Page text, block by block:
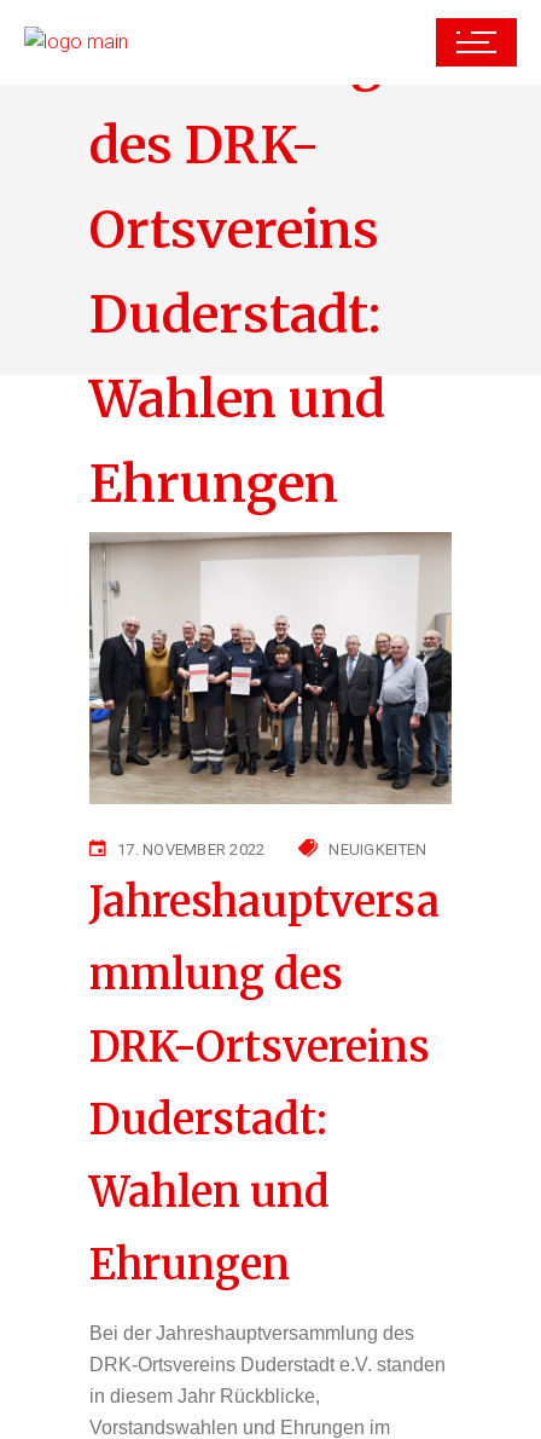
rsammlung
des DRK-
Ortsvereins
Duderstadt:
Wahlen und
Ehrungen
17. NOVEMBER 2022 NEUIGKEITEN
Jahreshauptversa
mmlung des
DRK-Ortsvereins
Duderstadt:
Wahlen und
Ehrungen
Bei der Jahreshauptversammlung des
DRK-Ortsvereins Duderstadt e.V. standen
in diesem Jahr Rückblicke,
Vorstandswahlen und Ehrungen im